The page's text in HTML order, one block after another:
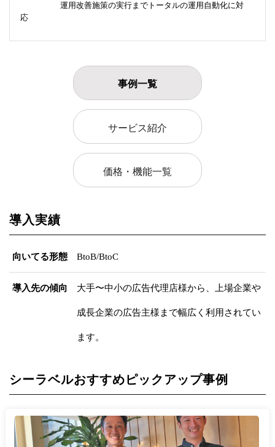
運用改善施策の実行までトータルの運用自動化に対
応
事例一覧
サービス紹介
価格・機能一覧
導入実績
向いてる形態 BtoB/BtoC
導入先の傾向 大手〜中小の広告代理店様から、上場企業や
成長企業の広告主様まで幅広く利用されてい
ます。
シーラベルおすすめピックアップ事例